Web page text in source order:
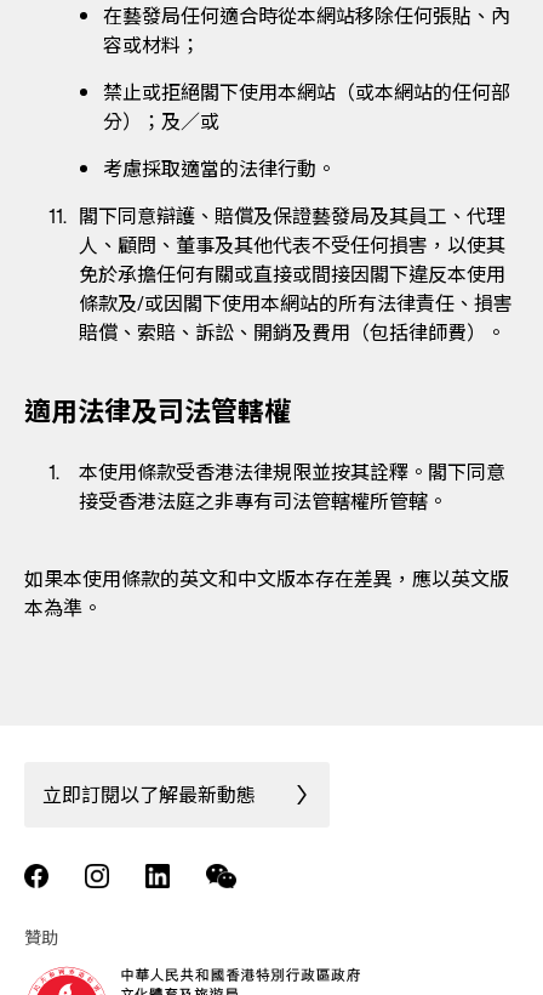
在藝發局任何適合時從本網站移除任何張貼、內
容或材料；
禁止或拒絕閣下使用本網站（或本網站的任何部
分）；及／或
考慮採取適當的法律行動。
閣下同意辯護、賠償及保證藝發局及其員工、代理
人、顧問、董事及其他代表不受任何損害，以使其
免於承擔任何有關或直接或間接因閣下違反本使用
條款及/或因閣下使用本網站的所有法律責任、損害
賠償、索賠、訴訟、開銷及費用（包括律師費）。
適用法律及司法管轄權
本使用條款受香港法律規限並按其詮釋。閣下同意
接受香港法庭之非專有司法管轄權所管轄。
如果本使用條款的英文和中文版本存在差異，應以英文版
本為準。
立即訂閱以了解最新動態
贊助